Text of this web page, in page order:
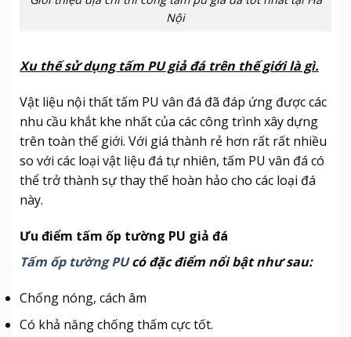
Nội
Xu thế sử dụng tấm PU giả đá trên thế giới là gì.
Vật liệu nội thất tấm PU vân đá đã đáp ứng được các
nhu cầu khắt khe nhất của các công trình xây dựng
trên toàn thế giới. Với giá thành rẻ hơn rất rất nhiều
so với các loại vật liệu đá tự nhiên, tấm PU vân đá có
thể trở thành sự thay thế hoàn hảo cho các loại đá
này.
Ưu điểm tấm ốp tường PU giả đá
Tấm ốp tường PUcó đặc điểm nổi bật như sau:
Chống nóng, cách âm
Có khả năng chống thấm cực tốt.